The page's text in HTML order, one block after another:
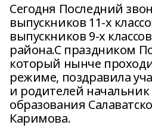
Сегодня Последний
выпускников 11-х
выпускников 9-х
района.С праздником
который нынче
режиме, поздравила
и родителей начальник
образования
Каримова.